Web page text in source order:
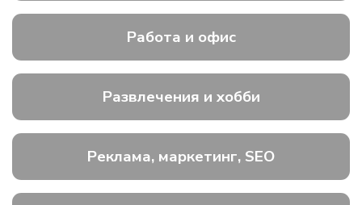
Работа и офис
Развлечения и хобби
Реклама, маркетинг, SEO